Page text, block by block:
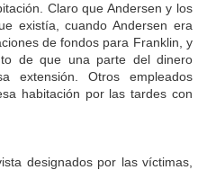
Claro que Andersen y los
existía, cuando Andersen era
de fondos para Franklin, y
de que una parte del dinero
extensión. Otros empleados
habitación por las tardes con
designados por las víctimas,